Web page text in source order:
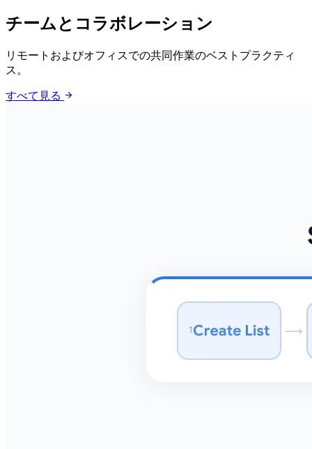
チームとコラボレーション
リモートおよびオフィスでの共同作業のベストプラクティ
ス。
すべて見る arrow_forward